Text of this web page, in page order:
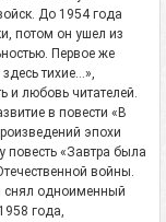
До 1954 года
потом он ушел из
Первое же
тихие…»,
и любовь читателей.
в повести «В
эпохи
повесть «Завтра была
войны.
снял одноименный
года,